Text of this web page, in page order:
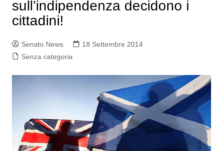
sull’indipendenza decidono i
cittadini!
Senato News
18 Settembre 2014
Senza categoria